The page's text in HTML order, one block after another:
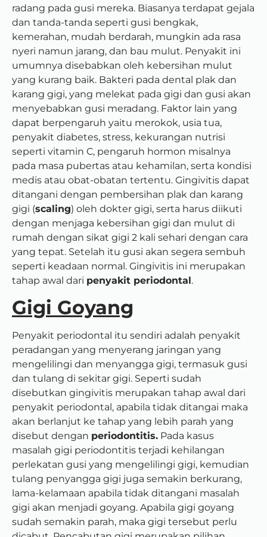
radang pada gusi mereka. Biasanya terdapat gejala
dan tanda-tanda seperti gusi bengkak,
kemerahan, mudah berdarah, mungkin ada rasa
nyeri namun jarang, dan bau mulut. Penyakit ini
umumnya disebabkan oleh kebersihan mulut
yang kurang baik. Bakteri pada dental plak dan
karang gigi, yang melekat pada gigi dan gusi akan
menyebabkan gusi meradang. Faktor lain yang
dapat berpengaruh yaitu merokok, usia tua,
penyakit diabetes, stress, kekurangan nutrisi
seperti vitamin C, pengaruh hormon misalnya
pada masa pubertas atau kehamilan, serta kondisi
medis atau obat-obatan tertentu. Gingivitis dapat
ditangani dengan pembersihan plak dan karang
gigi (scaling) oleh dokter gigi, serta harus diikuti
dengan menjaga kebersihan gigi dan mulut di
rumah dengan sikat gigi 2 kali sehari dengan cara
yang tepat. Setelah itu gusi akan segera sembuh
seperti keadaan normal. Gingivitis ini merupakan
tahap awal dari penyakit periodontal.
Gigi Goyang
Penyakit periodontal itu sendiri adalah penyakit
peradangan yang menyerang jaringan yang
mengelilingi dan menyangga gigi, termasuk gusi
dan tulang di sekitar gigi. Seperti sudah
disebutkan gingivitis merupakan tahap awal dari
penyakit periodontal, apabila tidak ditangai maka
akan berlanjut ke tahap yang lebih parah yang
disebut dengan periodontitis. Pada kasus
masalah gigi periodontitis terjadi kehilangan
perlekatan gusi yang mengelilingi gigi, kemudian
tulang penyangga gigi juga semakin berkurang,
lama-kelamaan apabila tidak ditangani masalah
gigi akan menjadi goyang. Apabila gigi goyang
sudah semakin parah, maka gigi tersebut perlu